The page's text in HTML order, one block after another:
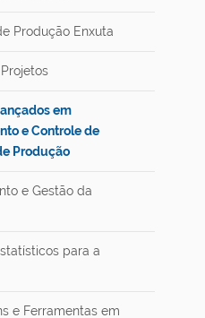
Produção Enxuta
em
e Controle de
Produção
e Gestão da
para a
e Ferramentas em